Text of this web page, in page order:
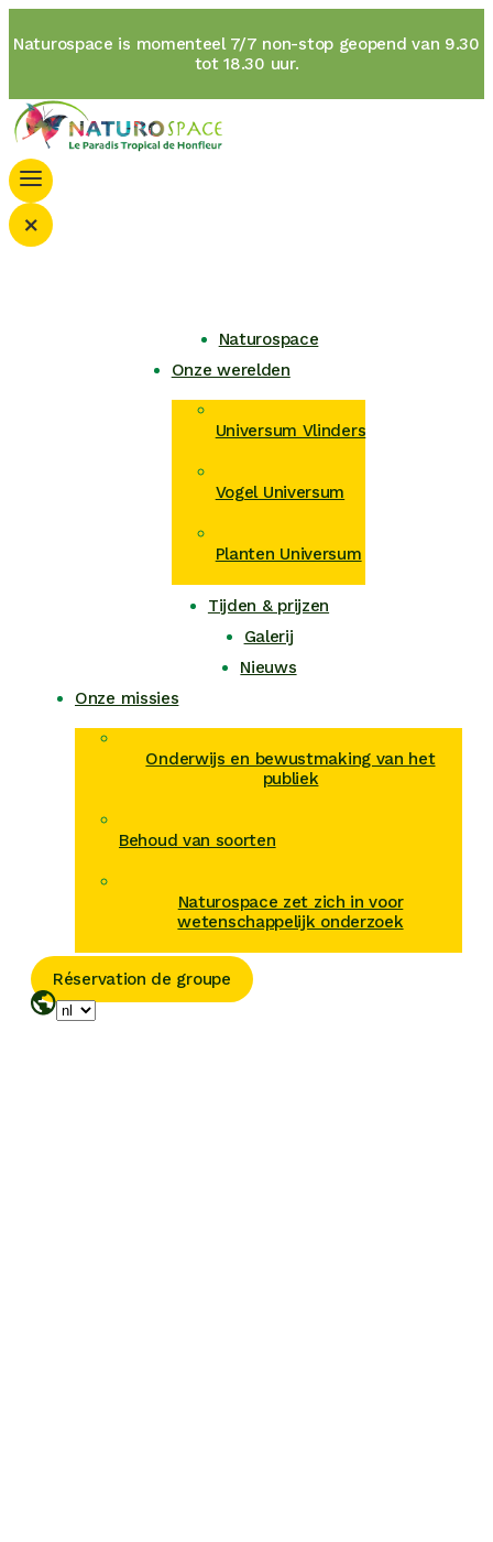
Naturospace is momenteel 7/7 non-stop geopend van 9.30
tot 18.30 uur.
×
Naturospace
Onze werelden
Universum Vlinders
Vogel Universum
Planten Universum
Tijden & prijzen
Galerij
Nieuws
Onze missies
Onderwijs en bewustmaking van het
publiek
Behoud van soorten
Naturospace zet zich in voor
wetenschappelijk onderzoek
Réservation de groupe